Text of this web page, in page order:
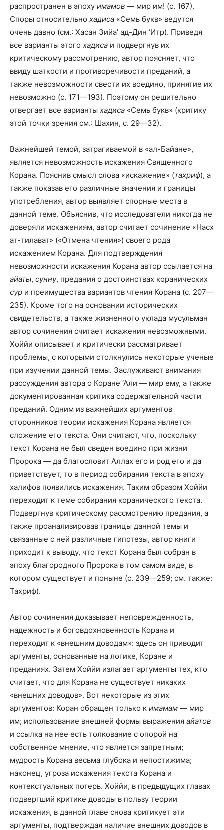
распространен в эпоху имамов — мир им! (с. 167).
Споры относительно хадиса «Семь букв» ведутся
очень давно (см.: Хасан Зийа’ ад-Дин ‘Итр). Приведя
все варианты этого хадиса и подвергнув их
критическому рассмотрению, автор поясняет, что
ввиду шаткости и противоречивости преданий, а
также невозможности свести их воедино, принятие их
невозможно (с. 171—193). Поэтому он решительно
отвергает все варианты хадиса «Семь букв» (критику
этой точки зрения см.: Шахин, с. 29—32).
Важнейшей темой, затрагиваемой в «ал-Байане»,
является невозможность искажения Священного
Корана. Пояснив смысл слова «искажение» (тахриф), а
также показав его различные значения и границы
употребления, автор выявляет спорные места в
данной теме. Объяснив, что исследователи никогда не
доверяли искажениям, автор считает сочинение «Насх
ат-тилават» («Отмена чтения») своего рода
искажением Корана. Для подтверждения
невозможности искажения Корана автор ссылается на
айаты, сунну, предания о достоинствах коранических
сур и преимущества вариантов чтения Корана (с. 207—
235). Кроме того на основании исторических
свидетельств, а также жизненного уклада мусульман
автор сочинения считает искажения невозможными.
Хоййи описывает и критически рассматривает
проблемы, с которыми столкнулись некоторые ученые
при изучении данной темы. Заслуживают внимания
рассуждения автора о Коране ‘Али — мир ему, а также
документированная критика содержательной части
преданий. Одним из важнейших аргументов
сторонников теории искажения Корана является
сложение его текста. Они считают, что, поскольку
текст Корана не был сведен воедино при жизни
Пророка — да благословит Аллах его и род его и да
приветствует, то в период собирания текста в эпоху
халифов появились искажения. Таким образом Хоййи
переходит к теме собирания коранического текста.
Подвергнув критическому рассмотрению предания, а
также проанализировав границы данной темы и
связанные с ней различные гипотезы, автор книги
приходит к выводу, что текст Корана был собран в
эпоху благородного Пророка в том самом виде, в
котором существует и поныне (с. 239—259; см. также:
Тахриф).
Автор сочинения доказывает неповрежденность,
надежность и боговдохновенность Корана и
переходит к «внешним доводам»: здесь он приводит
аргументы, основанные на логике, Коране и
преданиях. Затем Хоййи излагает аргументы тех, кто
считает, что для Корана не существует никаких
«внешних доводов». Вот некоторые из этих
аргументов: Коран обращен только к имамам — мир
им; использование внешней формы выражения айатов
и ссылка на нее есть толкование с опорой на
собственное мнение, что является запретным;
мудрость Корана весьма глубока и непостижима;
наконец, угроза искажения текста Корана и
контекстуальных потерь. Хоййи, в предыдущих главах
подвергший критике доводы в пользу теории
искажения, в данной главе снова критикует эти
аргументы, подтверждая наличие внешних доводов в